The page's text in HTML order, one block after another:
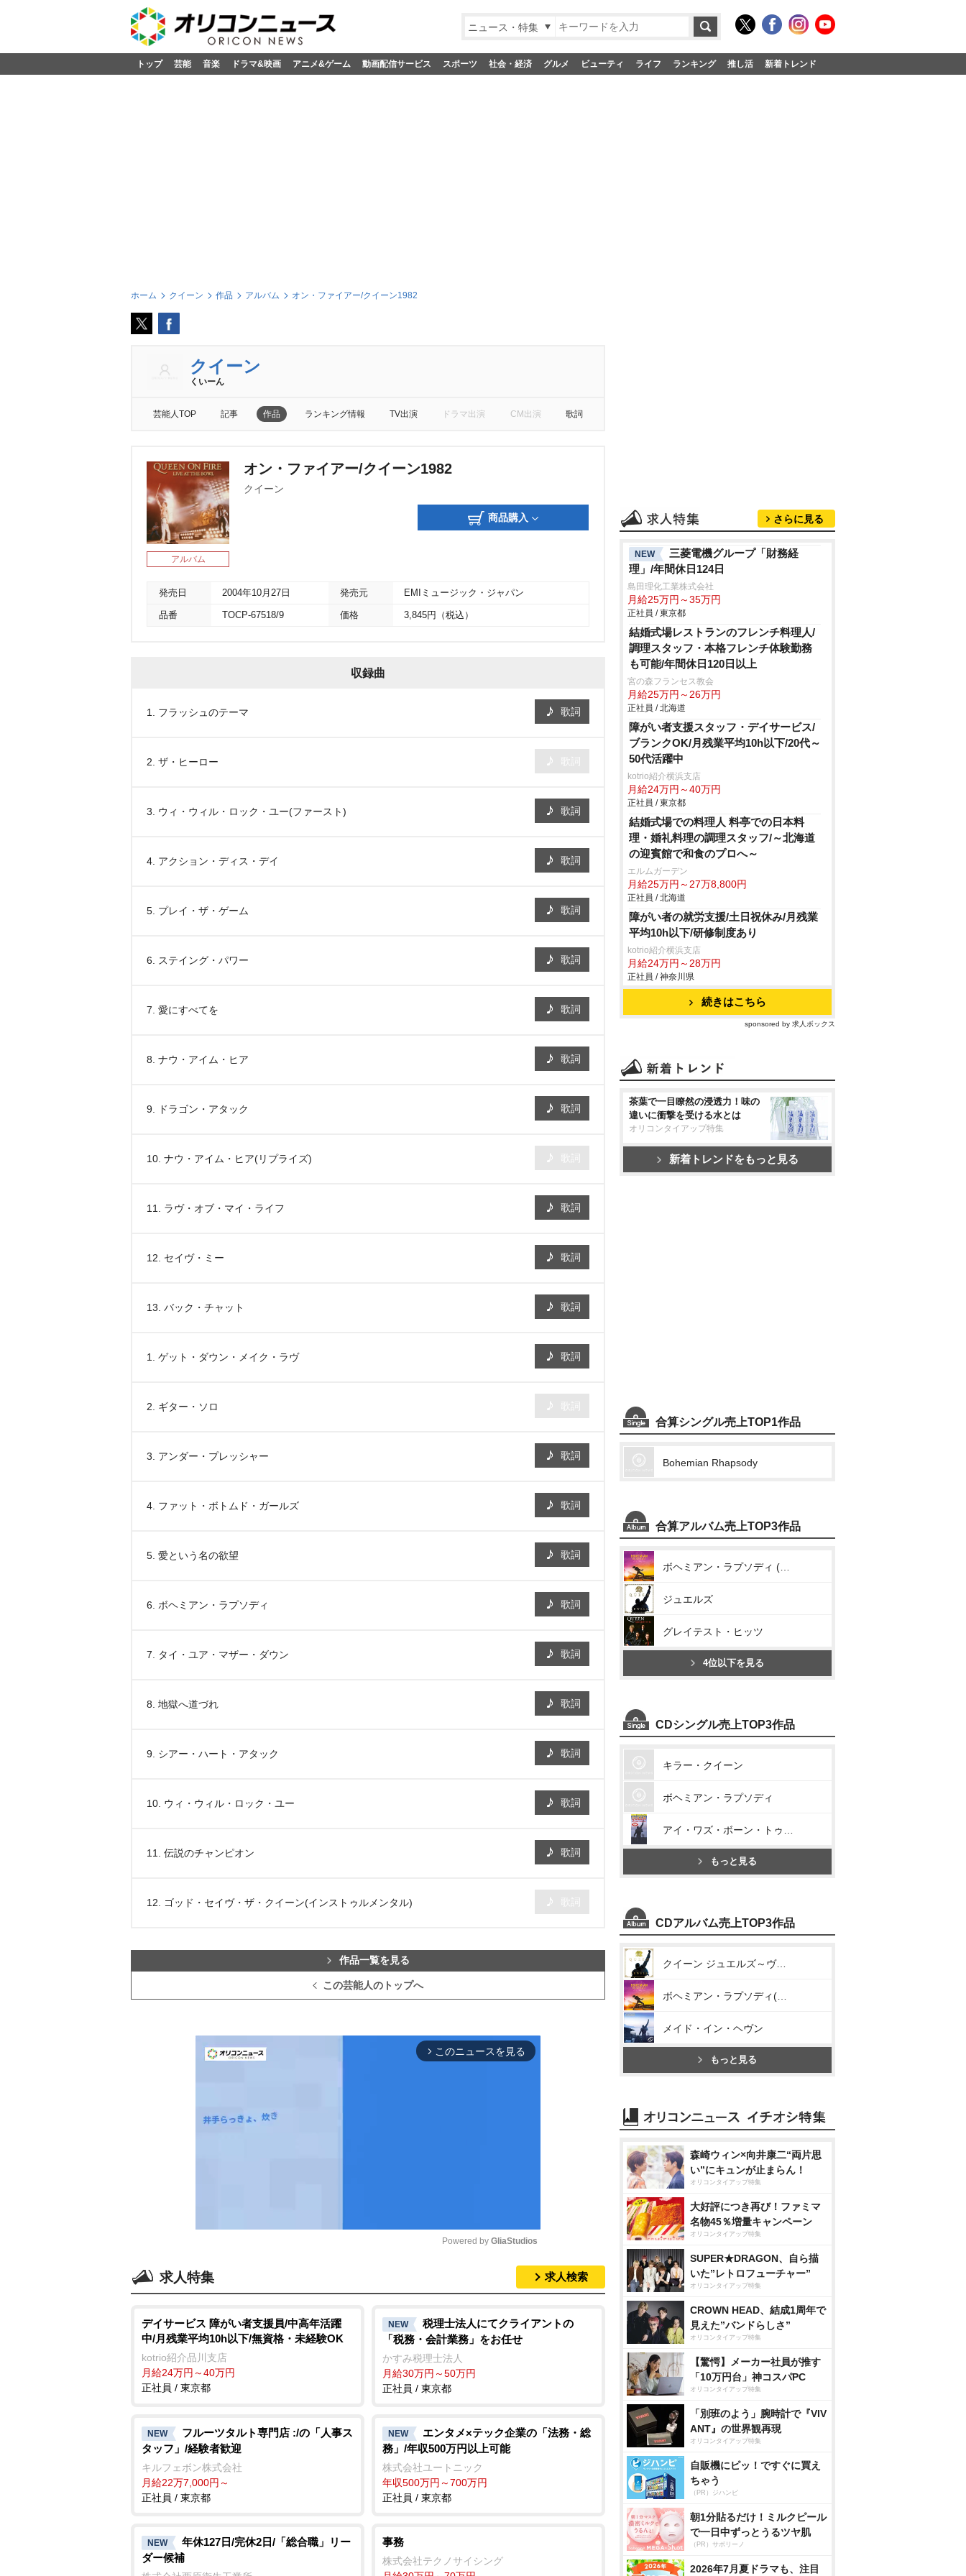
ニュース・特集
トップ 芸能 音楽 ドラマ&映画 アニメ&ゲーム 動画配信サービス スポーツ 社会・経済 グルメ ビューティ ライフ ランキング 推し活 新着トレンド
ホーム クイーン 作品 アルバム オン・ファイアー/クイーン1982
クイーン
くいーん
芸能人TOP 記事 作品 ランキング情報 TV出演 ドラマ出演 CM出演 歌詞
アルバム
オン・ファイアー/クイーン1982
クイーン
商品購入
発売日 2004年10月27日 発売元 EMIミュージック・ジャパン
品番 TOCP-67518/9 価格 3,845円（税込）
収録曲
1. フラッシュのテーマ 歌詞
2. ザ・ヒーロー
3. ウィ・ウィル・ロック・ユー(ファースト) 歌詞
4. アクション・ディス・デイ 歌詞
5. プレイ・ザ・ゲーム 歌詞
6. ステイング・パワー 歌詞
7. 愛にすべてを 歌詞
8. ナウ・アイム・ヒア 歌詞
9. ドラゴン・アタック 歌詞
10. ナウ・アイム・ヒア(リプライズ)
11. ラヴ・オブ・マイ・ライフ 歌詞
12. セイヴ・ミー 歌詞
13. バック・チャット 歌詞
1. ゲット・ダウン・メイク・ラヴ 歌詞
2. ギター・ソロ
3. アンダー・プレッシャー 歌詞
4. ファット・ボトムド・ガールズ 歌詞
5. 愛という名の欲望 歌詞
6. ボヘミアン・ラプソディ 歌詞
7. タイ・ユア・マザー・ダウン 歌詞
8. 地獄へ道づれ 歌詞
9. シアー・ハート・アタック 歌詞
10. ウィ・ウィル・ロック・ユー 歌詞
11. 伝説のチャンピオン 歌詞
12. ゴッド・セイヴ・ザ・クイーン(インストゥルメンタル)
作品一覧を見る
この芸能人のトップへ
arrow_forward_ios このニュースを見る
t
e
Powered by GliaStudios
求人特集 求人検索
デイサービス 障がい者支援員/中高年活躍
中/月残業平均10h以下/無資格・未経験OK
kotrio紹介品川支店
月給24万円～40万円
正社員 / 東京都
NEW
税理士法人にてクライアントの
「税務・会計業務」をお任せ
かすみ税理士法人
月給30万円～50万円
正社員 / 東京都
NEW
フルーツタルト専門店 :/の「人事ス
タッフ」/経験者歓迎
キルフェボン株式会社
月給22万7,000円～
正社員 / 東京都
NEW
エンタメ×テック企業の「法務・総
務」/年収500万円以上可能
株式会社ユートニック
年収500万円～700万円
正社員 / 東京都
NEW
年休127日/完休2日/「総合職」リー
ダー候補
事務
株式会社テクノサイシング
さらに見る
NEW
三菱電機グループ「財務経
理」/年間休日124日
島田理化工業株式会社
月給25万円～35万円
正社員 / 東京都
結婚式場レストランのフレンチ料理人/
調理スタッフ・本格フレンチ体験勤務
も可能/年間休日120日以上
宮の森フランセス教会
月給25万円～26万円
正社員 / 北海道
障がい者支援スタッフ・デイサービス/
ブランクOK/月残業平均10h以下/20代～
50代活躍中
kotrio紹介横浜支店
月給24万円～40万円
正社員 / 東京都
結婚式場での料理人 料亭での日本料
理・婚礼料理の調理スタッフ/～北海道
の迎賓館で和食のプロへ～
エルムガーデン
月給25万円～27万8,800円
正社員 / 北海道
障がい者の就労支援/土日祝休み/月残業
平均10h以下/研修制度あり
kotrio紹介横浜支店
月給24万円～28万円
正社員 / 神奈川県
続きはこちら
sponsored by 求人ボックス
茶葉で一目瞭然の浸透力！味の
違いに衝撃を受ける水とは
オリコンタイアップ特集
新着トレンドをもっと見る
合算シングル売上TOP1作品
Bohemian Rhapsody
合算アルバム売上TOP3作品
ジュエルズ
グレイテスト・ヒッツ
4位以下を見る
CDシングル売上TOP3作品
キラー・クイーン
ボヘミアン・ラプソディ
もっと見る
CDアルバム売上TOP3作品
クイーン ジュエルズ～ヴェリー・ベスト・オブ・クイーン～
メイド・イン・ヘヴン
もっと見る
森崎ウィン×向井康二“両片思
い”にキュンが止まらん！
オリコンタイアップ特集
大好評につき再び！ファミマ
名物45％増量キャンペーン
オリコンタイアップ特集
SUPER★DRAGON、自ら描
いた”レトロフューチャー”
オリコンタイアップ特集
CROWN HEAD、結成1周年で
見えた”バンドらしさ”
オリコンタイアップ特集
【驚愕】メーカー社員が推す
「10万円台」神コスパPC
オリコンタイアップ特集
「別班のよう」腕時計で『VIV
ANT』の世界観再現
オリコンタイアップ特集
自販機にピッ！ですぐに買え
ちゃう
（PR）ジハンピ
朝1分貼るだけ！ミルクピール
で一日中ずっとうるツヤ肌
（PR）サボリーノ
2026年7月夏ドラマも、注目